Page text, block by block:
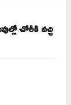
చోరీకి వచ్చి